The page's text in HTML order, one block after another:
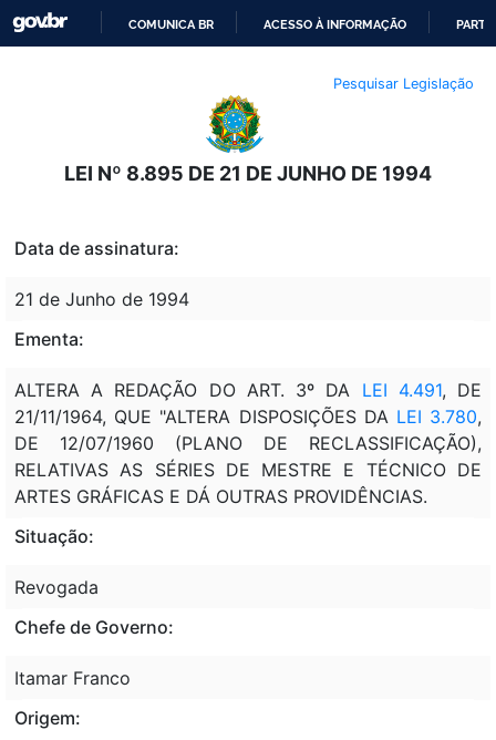
O
CONTEÚDO
COMUNICA BR ACESSO À INFORMAÇÃO
Pesquisar Legislação
LEI Nº 8.895 DE 21 DE JUNHO DE 1994
Data de assinatura:
21 de Junho de 1994
Ementa:
ALTERA A REDAÇÃO DO ART. 3º DA LEI 4.491, DE
21/11/1964, QUE "ALTERA DISPOSIÇÕES DA LEI 3.780,
DE 12/07/1960 (PLANO DE RECLASSIFICAÇÃO),
RELATIVAS AS SÉRIES DE MESTRE E TÉCNICO DE
ARTES GRÁFICAS E DÁ OUTRAS PROVIDÊNCIAS.
Situação:
Revogada
Chefe de Governo:
Itamar Franco
Origem: